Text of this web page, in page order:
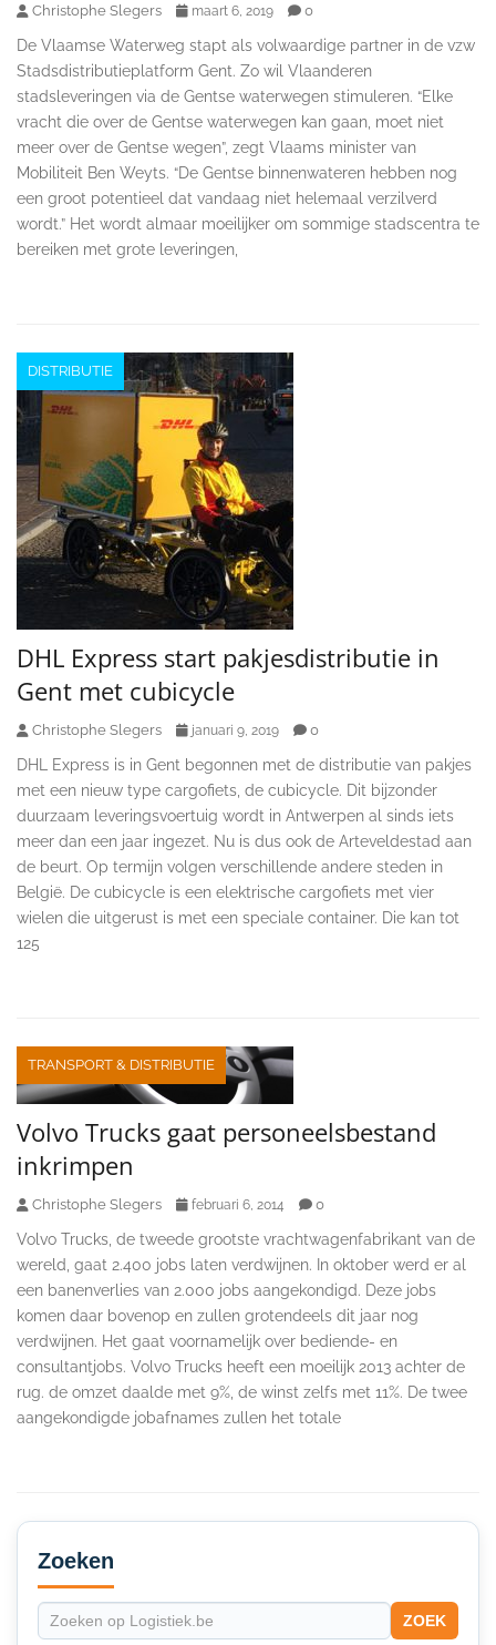
Christophe Slegers maart 6, 2019 0
De Vlaamse Waterweg stapt als volwaardige partner in de vzw
Stadsdistributieplatform Gent. Zo wil Vlaanderen
stadsleveringen via de Gentse waterwegen stimuleren. “Elke
vracht die over de Gentse waterwegen kan gaan, moet niet
meer over de Gentse wegen”, zegt Vlaams minister van
Mobiliteit Ben Weyts. “De Gentse binnenwateren hebben nog
een groot potentieel dat vandaag niet helemaal verzilverd
wordt.” Het wordt almaar moeilijker om sommige stadscentra te
bereiken met grote leveringen,
DISTRIBUTIE
DHL Express start pakjesdistributie in
Gent met cubicycle
Christophe Slegers januari 9, 2019 0
DHL Express is in Gent begonnen met de distributie van pakjes
met een nieuw type cargofiets, de cubicycle. Dit bijzonder
duurzaam leveringsvoertuig wordt in Antwerpen al sinds iets
meer dan een jaar ingezet. Nu is dus ook de Arteveldestad aan
de beurt. Op termijn volgen verschillende andere steden in
België. De cubicycle is een elektrische cargofiets met vier
wielen die uitgerust is met een speciale container. Die kan tot
125
TRANSPORT & DISTRIBUTIE
Volvo Trucks gaat personeelsbestand
inkrimpen
Christophe Slegers februari 6, 2014 0
Volvo Trucks, de tweede grootste vrachtwagenfabrikant van de
wereld, gaat 2.400 jobs laten verdwijnen. In oktober werd er al
een banenverlies van 2.000 jobs aangekondigd. Deze jobs
komen daar bovenop en zullen grotendeels dit jaar nog
verdwijnen. Het gaat voornamelijk over bediende- en
consultantjobs. Volvo Trucks heeft een moeilijk 2013 achter de
rug. de omzet daalde met 9%, de winst zelfs met 11%. De twee
aangekondigde jobafnames zullen het totale
Secondary
Sidebar
Zoeken
ZOEK